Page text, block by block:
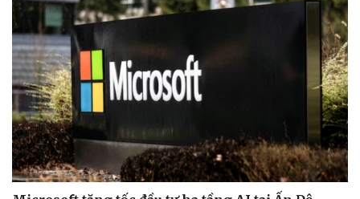
Sức khỏe
Dinh dưỡng - món ngon
Cây thuốc
Sản phụ khoa
Nhi khoa
Nam khoa
Làm đẹp - giảm cân
Đời sống
Nhà đẹp
Tình yêu - Gia đình